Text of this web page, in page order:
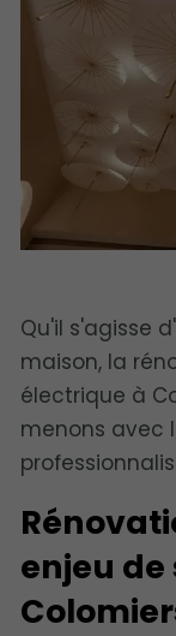
Qu'il s'agisse
maison, la
électrique à
menons avec
enjeu de